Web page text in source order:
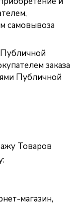
самовывоза
заказа
Публичной
Товаров
магазин,